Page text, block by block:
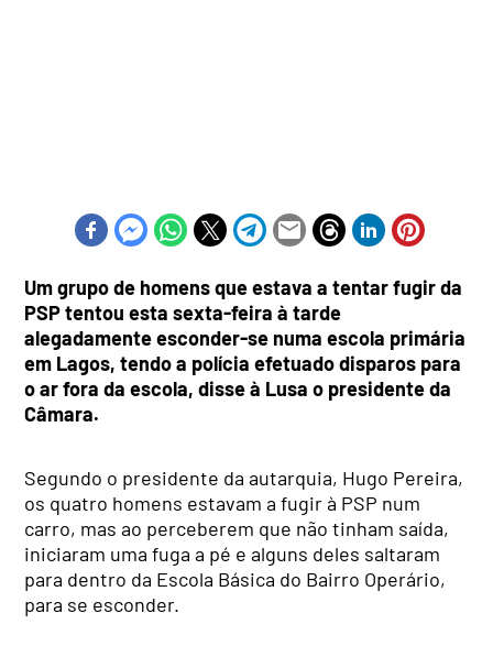
Um grupo de homens que estava a tentar fugir da
PSP tentou esta sexta-feira à tarde
alegadamente esconder-se numa escola primária
em Lagos, tendo a polícia efetuado disparos para
o ar fora da escola, disse à Lusa o presidente da
Câmara.
Segundo o presidente da autarquia, Hugo Pereira,
os quatro homens estavam a fugir à PSP num
carro, mas ao perceberem que não tinham saída,
iniciaram uma fuga a pé e alguns deles saltaram
para dentro da Escola Básica do Bairro Operário,
para se esconder.